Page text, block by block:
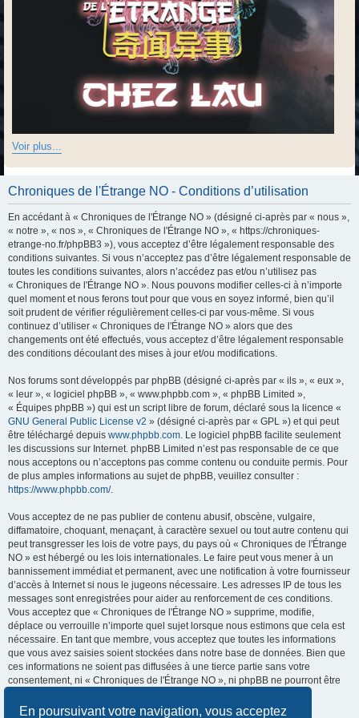
En poursuivant votre navigation, vous acceptez
Voir plus...
Chroniques de l'Étrange NO - Conditions d’utilisation
En accédant à « Chroniques de l'Étrange NO » (désigné ci-après par « nous »,
« notre », « nos », « Chroniques de l'Étrange NO », « https://chroniques-
etrange-no.fr/phpBB3 »), vous acceptez d’être légalement responsable des
conditions suivantes. Si vous n’acceptez pas d’être légalement responsable de
toutes les conditions suivantes, alors n’accédez pas et/ou n’utilisez pas
« Chroniques de l'Étrange NO ». Nous pouvons modifier celles-ci à n’importe
quel moment et nous ferons tout pour que vous en soyez informé, bien qu’il
soit prudent de vérifier régulièrement celles-ci par vous-même. Si vous
continuez d’utiliser « Chroniques de l'Étrange NO » alors que des
changements ont été effectués, vous acceptez d’être légalement responsable
des conditions découlant des mises à jour et/ou modifications.
Nos forums sont développés par phpBB (désigné ci-après par « ils », « eux »,
« leur », « logiciel phpBB », « www.phpbb.com », « phpBB Limited »,
« Équipes phpBB ») qui est un script libre de forum, déclaré sous la licence «
GNU General Public License v2 » (désigné ci-après par « GPL ») et qui peut
être téléchargé depuis www.phpbb.com . Le logiciel phpBB facilite seulement
les discussions sur Internet. phpBB Limited n’est pas responsable de ce que
nous acceptons ou n’acceptons pas comme contenu ou conduite permis. Pour
de plus amples informations au sujet de phpBB, veuillez consulter :
https://www.phpbb.com/.
Vous acceptez de ne pas publier de contenu abusif, obscène, vulgaire,
diffamatoire, choquant, menaçant, à caractère sexuel ou tout autre contenu qui
peut transgresser les lois de votre pays, du pays où « Chroniques de l'Étrange
NO » est hébergé ou les lois internationales. Le faire peut vous mener à un
bannissement immédiat et permanent, avec une notification à votre fournisseur
d’accès à Internet si nous le jugeons nécessaire. Les adresses IP de tous les
messages sont enregistrées pour aider au renforcement de ces conditions.
Vous acceptez que « Chroniques de l'Étrange NO » supprime, modifie,
déplace ou verrouille n’importe quel sujet lorsque nous estimons que cela est
nécessaire. En tant que membre, vous acceptez que toutes les informations
que vous avez saisies soient stockées dans notre base de données. Bien que
ces informations ne soient pas diffusées à une tierce partie sans votre
consentement, ni « Chroniques de l'Étrange NO », ni phpBB ne pourront être
compromettre les données.